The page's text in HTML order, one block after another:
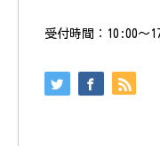
受付時間：10:00〜